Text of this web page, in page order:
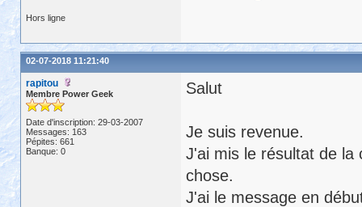
Hors ligne
02-07-2018 11:21:40
rapitou
Membre Power Geek
Date d'inscription: 29-03-2007
Messages: 163
Pépites: 661
Banque: 0
Salut
Je suis revenue.
J'ai mis le résultat de la
chose.
J'ai le message en